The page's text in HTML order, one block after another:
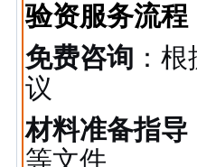
验资服务流程
免费咨询 ：
议
材料准备指导
等文件